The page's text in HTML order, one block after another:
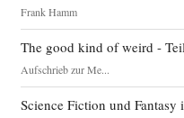
Frank Hamm
The good kind of weird -
Aufschrieb zur Me...
Science Fiction und